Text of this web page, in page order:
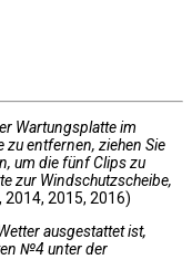
Wartungsplatte im
entfernen, ziehen Sie
um die fünf Clips zu
zur Windschutzscheibe,
ausgestattet ist,
№4 unter der